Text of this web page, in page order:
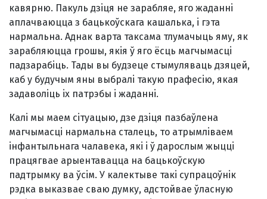
кавярню. Пакуль дзiця не зарабляе, яго жаданнi
аплачваюцца з бацькоўскага кашалька, i гэта
нармальна. Аднак варта таксама тлумачыць яму, як
зарабляюцца грошы, якiя ў яго ёсць магчымасцi
падзарабiць. Тады вы будзеце стымуляваць дзяцей,
каб у будучым яны выбралi такую прафесiю, якая
задаволiць iх патрэбы i жаданнi.
Калi мы маем сiтуацыю, дзе дзiця пазбаўлена
магчымасцi нармальна сталець, то атрымлiваем
iнфантыльнага чалавека, якi i ў дарослым жыццi
працягвае арыентавацца на бацькоўскую
падтрымку ва ўсiм. У калектыве такi супрацоўнiк
рэдка выказвае сваю думку, адстойвае ўласную